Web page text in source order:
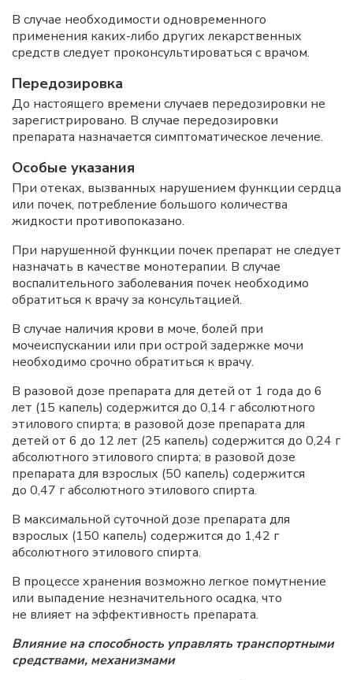
В случае необходимости одновременного
применения каких-либо других лекарственных
средств следует проконсультироваться с врачом.
Передозировка
До настоящего времени случаев передозировки не
зарегистрировано. В случае передозировки
препарата назначается симптоматическое лечение.
Особые указания
При отеках, вызванных нарушением функции сердца
или почек, потребление большого количества
жидкости противопоказано.
При нарушенной функции почек препарат не следует
назначать в качестве монотерапии. В случае
воспалительного заболевания почек необходимо
обратиться к врачу за консультацией.
В случае наличия крови в моче, болей при
мочеиспускании или при острой задержке мочи
необходимо срочно обратиться к врачу.
В разовой дозе препарата для детей от 1 года до 6
лет (15 капель) содержится до 0,14 г абсолютного
этилового спирта; в разовой дозе препарата для
детей от 6 до 12 лет (25 капель) содержится до 0,24 г
абсолютного этилового спирта; в разовой дозе
препарата для взрослых (50 капель) содержится
до 0,47 г абсолютного этилового спирта.
В максимальной суточной дозе препарата для
взрослых (150 капель) содержится до 1,42 г
абсолютного этилового спирта.
В процессе хранения возможно легкое помутнение
или выпадение незначительного осадка, что
не влияет на эффективность препарата.
Влияние на способность управлять транспортными
средствами, механизмами